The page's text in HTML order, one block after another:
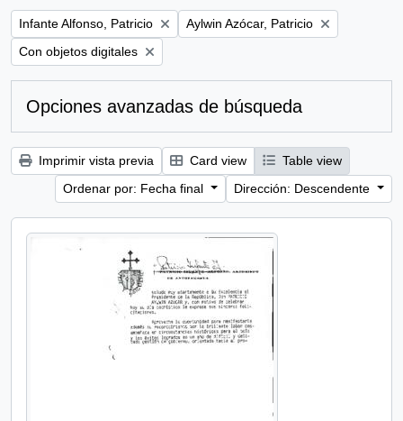
Remove filter:
Infante Alfonso, Patricio Remove filter:
Aylwin Azócar, Patricio
Remove filter:
Con objetos digitales
Opciones avanzadas de búsqueda
Imprimir vista previa Card view
Table view
Ordenar por: Fecha final
Dirección: Descendente